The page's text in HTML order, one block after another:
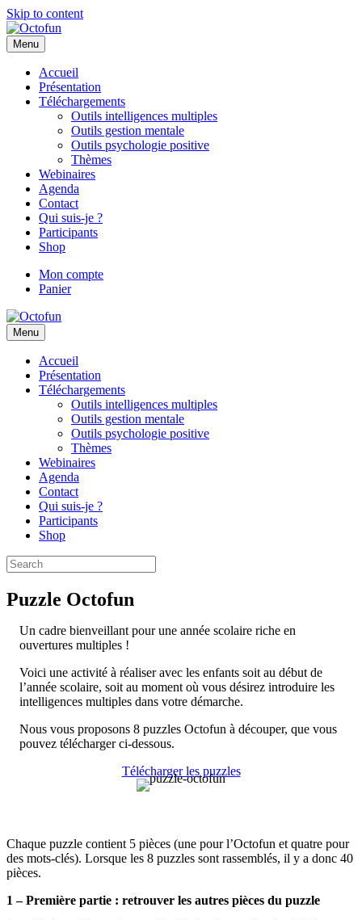
Skip to content
Menu
Accueil
Présentation
Téléchargements
Outils intelligences multiples
Outils gestion mentale
Outils psychologie positive
Thèmes
Webinaires
Agenda
Contact
Qui suis-je ?
Participants
Shop
Mon compte
Panier
Menu
Accueil
Présentation
Téléchargements
Outils intelligences multiples
Outils gestion mentale
Outils psychologie positive
Thèmes
Webinaires
Agenda
Contact
Qui suis-je ?
Participants
Shop
Puzzle Octofun
Un cadre bienveillant pour une année scolaire riche en
ouvertures multiples !
Voici une activité à réaliser avec les enfants soit au début de
l’année scolaire, soit au moment où vous désirez introduire les
intelligences multiples dans votre démarche.
Nous vous proposons 8 puzzles Octofun à découper, que vous
pouvez télécharger ci-dessous.
Télécharger les puzzles
Chaque puzzle contient 5 pièces (une pour l’Octofun et quatre pour
des mots-clés). Lorsque les 8 puzzles sont rassemblés, il y a donc 40
pièces.
1 – Première partie : retrouver les autres pièces du puzzle